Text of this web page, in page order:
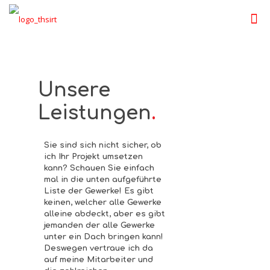
Unsere
Leistungen.
Sie sind sich nicht sicher, ob
ich Ihr Projekt umsetzen
kann? Schauen Sie einfach
mal in die unten aufgeführte
Liste der Gewerke! Es gibt
keinen, welcher alle Gewerke
alleine abdeckt, aber es gibt
jemanden der alle Gewerke
unter ein Dach bringen kann!
Deswegen vertraue ich da
auf meine Mitarbeiter und